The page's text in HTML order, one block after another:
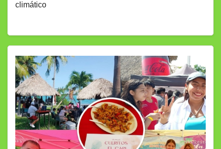
climático